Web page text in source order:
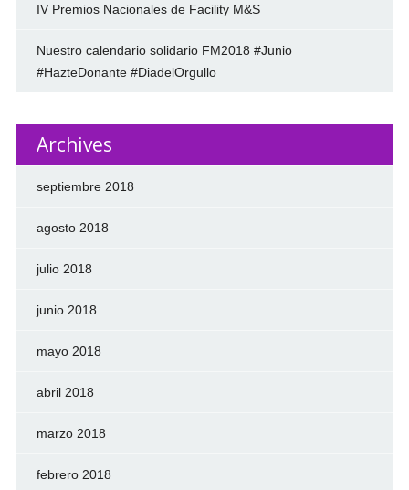
IV Premios Nacionales de Facility M&S
Nuestro calendario solidario FM2018 #Junio
#HazteDonante #DiadelOrgullo
Archives
septiembre 2018
agosto 2018
julio 2018
junio 2018
mayo 2018
abril 2018
marzo 2018
febrero 2018